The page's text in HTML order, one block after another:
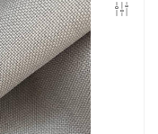
файлах